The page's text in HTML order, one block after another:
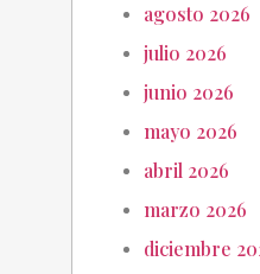
agosto 2026
julio 2026
junio 2026
mayo 2026
abril 2026
marzo 2026
diciembre